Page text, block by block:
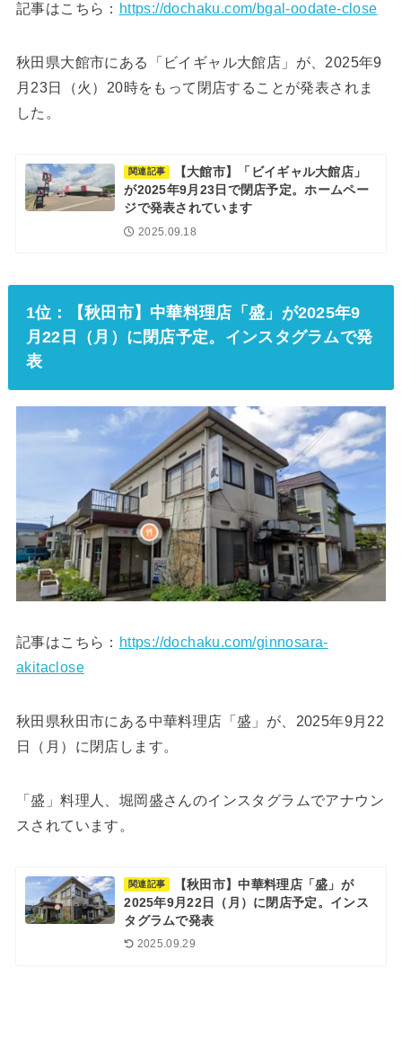
記事はこちら： https://dochaku.com/bgal-oodate-close
秋田県大館市にある「ビイギャル大館店」が、2025年9
月23日（火）20時をもって閉店することが発表されま
した。
関連記事
【大館市】「ビイギャル大館店」
が2025年9月23日で閉店予定。ホームペー
ジで発表されています
2025.09.18
1位：【秋田市】中華料理店「盛」が2025年9
月22日（月）に閉店予定。インスタグラムで発
表
記事はこちら： https://dochaku.com/ginnosara-
akitaclose
秋田県秋田市にある中華料理店「盛」が、2025年9月22
日（月）に閉店します。
「盛」料理人、堀岡盛さんのインスタグラムでアナウン
スされています。
関連記事
【秋田市】中華料理店「盛」が
2025年9月22日（月）に閉店予定。インス
タグラムで発表
2025.09.29